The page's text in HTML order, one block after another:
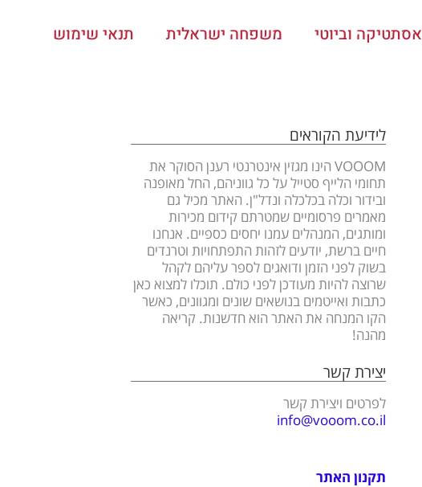
אסתטיקה וביוטי משפחה ישראלית תנאי שימוש
לידיעת הקוראים
VOOOM הינו מגזין אינטרנטי רענן הסוקר את
תחומי הלייף סטייל על כל גווניהם, החל מאופנה
ובידור וכלה בכלכלה ונדל"ן. האתר מכיל גם
מאמרים פרסומיים שמטרתם קידום מכירות
ומותגים, המנהלים עמנו יחסים כספיים. אנחנו
חיים ברשת, יודעים לזהות התפתחויות וטרנדים
בשוק לפני הזמן ודואגים לספר עליהם לקהל
שרוצה להיות מעודכן לפני כולם. תוכלו למצוא כאן
כתבות ואייטמים בנושאים שונים ומגוונים, כאשר
הקו המנחה את האתר הוא חדשנות. קריאה
מהנה!
יצירת קשר
לפרטים ויצירת קשר
info@vooom.co.il
תקנון האתר